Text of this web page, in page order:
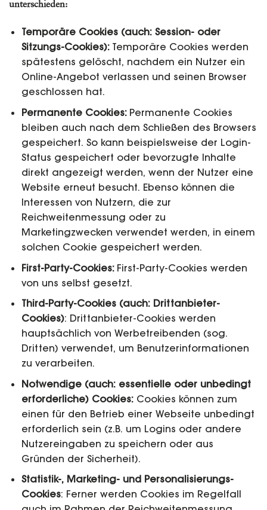
unterschieden:
Temporäre Cookies (auch: Session- oder
Sitzungs-Cookies):Temporäre Cookies werden
spätestens gelöscht, nachdem ein Nutzer ein
Online-Angebot verlassen und seinen Browser
geschlossen hat.
Permanente Cookies:Permanente Cookies
bleiben auch nach dem Schließen des Browsers
gespeichert. So kann beispielsweise der Login-
Status gespeichert oder bevorzugte Inhalte
direkt angezeigt werden, wenn der Nutzer eine
Website erneut besucht. Ebenso können die
Interessen von Nutzern, die zur
Reichweitenmessung oder zu
Marketingzwecken verwendet werden, in einem
solchen Cookie gespeichert werden.
First-Party-Cookies:First-Party-Cookies werden
von uns selbst gesetzt.
Third-Party-Cookies (auch: Drittanbieter-
Cookies): Drittanbieter-Cookies werden
hauptsächlich von Werbetreibenden (sog.
Dritten) verwendet, um Benutzerinformationen
zu verarbeiten.
Notwendige (auch: essentielle oder unbedingt
erforderliche) Cookies:Cookies können zum
einen für den Betrieb einer Webseite unbedingt
erforderlich sein (z.B. um Logins oder andere
Nutzereingaben zu speichern oder aus
Gründen der Sicherheit).
Statistik-, Marketing- und Personalisierungs-
Cookies: Ferner werden Cookies im Regelfall